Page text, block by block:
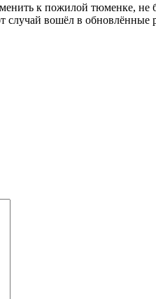
к пожилой тюменке,
случай вошёл в